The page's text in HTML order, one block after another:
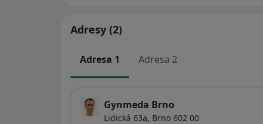
2006 Certifikace k provádění operací na
2007 Funkční licence F07 pro provádění
porodnictví
2009 Specializovaná atestace z
2014 Obhajoba Ph.D.
Adresy (2)
Adresa 1 Adresa 2
Gynmeda Brno
Lidická 63a, Brno 602 00